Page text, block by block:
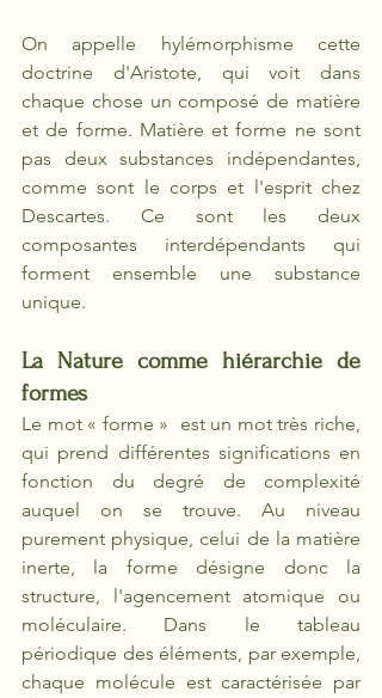
On appelle hylémorphisme cette
doctrine d'Aristote, qui voit dans
chaque chose un composé de matière
et de forme. Matière et forme ne sont
pas deux substances indépendantes,
comme sont le corps et l'esprit chez
Descartes. Ce sont les deux
composantes interdépendants qui
forment ensemble une substance
unique.
La Nature comme hiérarchie de
formes
Le mot « forme »  est un mot très riche,
qui prend différentes significations en
fonction du degré de complexité
auquel on se trouve. Au niveau
purement physique, celui de la matière
inerte, la forme désigne donc la
structure, l'agencement atomique ou
moléculaire. Dans le tableau
périodique des éléments, par exemple,
chaque molécule est caractérisée par